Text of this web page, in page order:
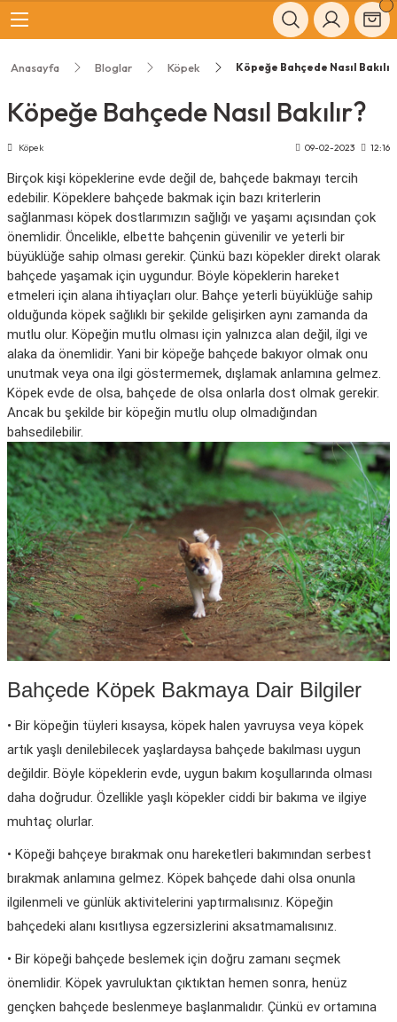
ve Ödülü
Kedi Maması, Konservesi ve
Kedi Mamaları
Ödül Mamaları ve Ek Besinler
Kedi Kumu ve Tuvaletleri
Kedi Kumları
Tamamlayıcı Ürünler
ve Evler
Tırmalamalar, Yataklar ve
Kedi Evleri
Kedi Yatakları
Oyuncakları
Mama Kapları ve Oyuncakları
Kedi Oyuncakları
Tamamlayıcı Ürünler
ve Sağlık
Şampuanlar, Bakım ve Sağlık
Bakım ve Sağlık Ürünleri
Şampuanlar
Konservesi, Ödülü
Köpek Maması, Konservesi,
Yavru Köpek Maması
Yaşlı Köpek Maması
Özel Irk Köpek Maması
Gezdirme Kayışları Ve Uzatmalı
Kayışları
Köpek Mamaları
Köpek Ödül Mamaları Ve Yaş
Tasmalar, Taşımalar ve
Tasmalar ve Kayışlar
Kulübeler
Yataklar, Evler ve Kulübeler
Köpek Yatakları
Tamamlayıcı Ürünler
ve Oyuncaklar
Kaplar, Aksesuarlar ve
Mama Su Kapları
Köpek Oyuncakları
ve Sağlık
Taraklar, Bakım ve Sağlık
Bakım ve Sağlık Ürünleri
Şampuanlar
Anasayfa Bloglar Köpek Köpeğe Bahçede Nasıl
Köpeğe Bahçede Nasıl Bakılır?
Köpek 09-02-2023 12:16
Birçok kişi köpeklerine evde değil de, bahçede bakmayı tercih
edebilir. Köpeklere bahçede bakmak için bazı kriterlerin
sağlanması köpek dostlarımızın sağlığı ve yaşamı açısından çok
önemlidir. Öncelikle, elbette bahçenin güvenilir ve yeterli bir
büyüklüğe sahip olması gerekir. Çünkü bazı köpekler direkt olarak
bahçede yaşamak için uygundur. Böyle köpeklerin hareket
etmeleri için alana ihtiyaçları olur. Bahçe yeterli büyüklüğe sahip
olduğunda köpek sağlıklı bir şekilde gelişirken aynı zamanda da
mutlu olur. Köpeğin mutlu olması için yalnızca alan değil, ilgi ve
alaka da önemlidir. Yani bir köpeğe bahçede bakıyor olmak onu
unutmak veya ona ilgi göstermemek, dışlamak anlamına gelmez.
Köpek evde de olsa, bahçede de olsa onlarla dost olmak gerekir.
Ancak bu şekilde bir köpeğin mutlu olup olmadığından
bahsedilebilir.
Bahçede Köpek Bakmaya Dair Bilgiler
• Bir köpeğin tüyleri kısaysa, köpek halen yavruysa veya köpek
artık yaşlı denilebilecek yaşlardaysa bahçede bakılması uygun
değildir. Böyle köpeklerin evde, uygun bakım koşullarında olması
daha doğrudur. Özellikle yaşlı köpekler ciddi bir bakıma ve ilgiye
muhtaç olurlar.
• Köpeği bahçeye bırakmak onu hareketleri bakımından serbest
bırakmak anlamına gelmez. Köpek bahçede dahi olsa onunla
ilgilenmeli ve günlük aktivitelerini yaptırmalısınız. Köpeğin
bahçedeki alanı kısıtlıysa egzersizlerini aksatmamalısınız.
• Bir köpeği bahçede beslemek için doğru zamanı seçmek
önemlidir. Köpek yavruluktan çıktıktan hemen sonra, henüz
gençken bahçede beslenmeye başlanmalıdır. Çünkü ev ortamına